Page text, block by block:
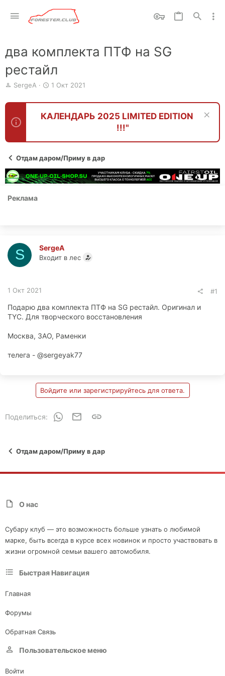
два комплекта ПТФ на SG
рестайл
А
т
р
т
ы
SergeA
Д
т
а
н
л
1 Окт 2021
КАЛЕНДАРЬ 2025 LIMITED EDITION
!!!"
Отдам даром/Приму в дар
Реклама
S SergeA
Входит в лес
1 Окт 2021 #1
Подарю два комплекта ПТФ на SG рестайл. Оригинал и
TYC. Для творческого восстановления
Москва, ЗАО, Раменки
телега - @sergeyak77
Войдите или зарегистрируйтесь для ответа.
Поделиться: WhatsAppЭлектронная почта
Отдам даром/Приму в дар
О нас
Субару клуб — это возможность больше узнать о любимой
марке, быть всегда в курсе всех новинок и просто участвовать в
жизни огромной семьи вашего автомобиля.
Быстрая Навигация
Главная
Форумы
Обратная Связь
Пользовательское меню
Войти